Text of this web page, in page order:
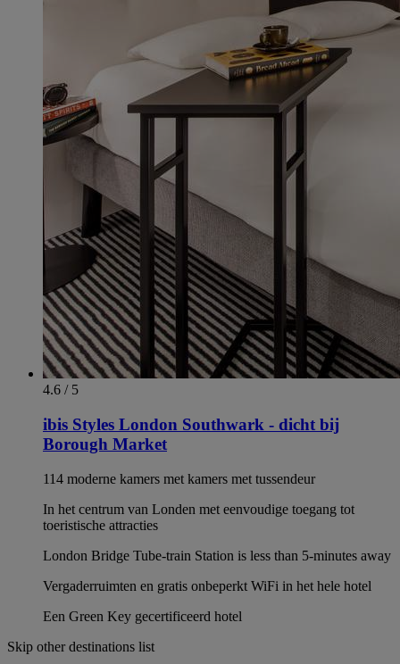
4.6 / 5
ibis Styles London Southwark - dicht bij
Borough Market
114 moderne kamers met kamers met tussendeur
In het centrum van Londen met eenvoudige toegang tot
toeristische attracties
London Bridge Tube-train Station is less than 5-minutes away
Vergaderruimten en gratis onbeperkt WiFi in het hele hotel
Een Green Key gecertificeerd hotel
Skip other destinations list